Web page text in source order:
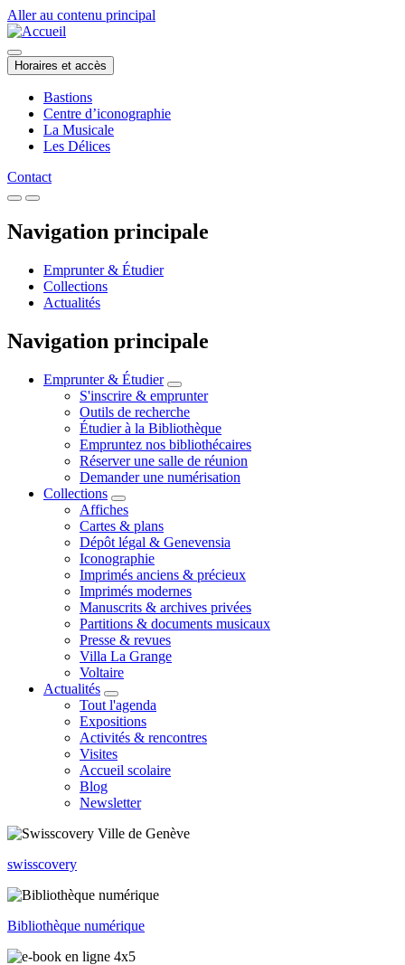
Aller au contenu principal
Horaires et accès
Bastions
Centre d’iconographie
La Musicale
Les Délices
Contact
Navigation principale
Emprunter & Étudier
Collections
Actualités
Navigation principale
Emprunter & Étudier
S'inscrire & emprunter
Outils de recherche
Étudier à la Bibliothèque
Empruntez nos bibliothécaires
Réserver une salle de réunion
Demander une numérisation
Collections
Affiches
Cartes & plans
Dépôt légal & Genevensia
Iconographie
Imprimés anciens & précieux
Imprimés modernes
Manuscrits & archives privées
Partitions & documents musicaux
Presse & revues
Villa La Grange
Voltaire
Actualités
Tout l'agenda
Expositions
Activités & rencontres
Visites
Accueil scolaire
Blog
Newsletter
swisscovery
Bibliothèque numérique